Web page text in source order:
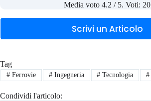
Media voto4.2 / 5. Voti: 20
Scrivi un Articolo
Tag
#Ferrovie #Ingegneria # Tecnologia #
Condividi l'articolo: